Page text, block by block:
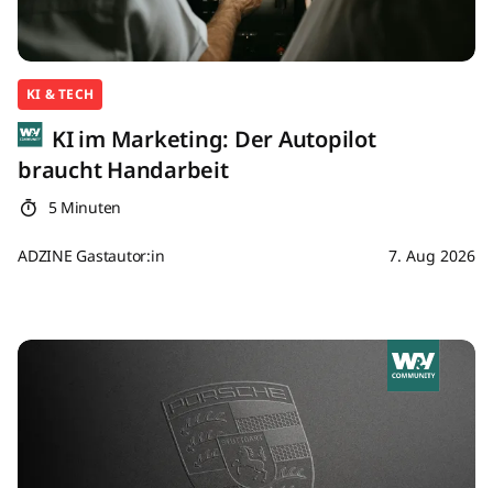
KI & TECH
KI im Marketing: Der Autopilot
braucht Handarbeit
5 Minuten
ADZINE Gastautor:in 7. Aug 2026